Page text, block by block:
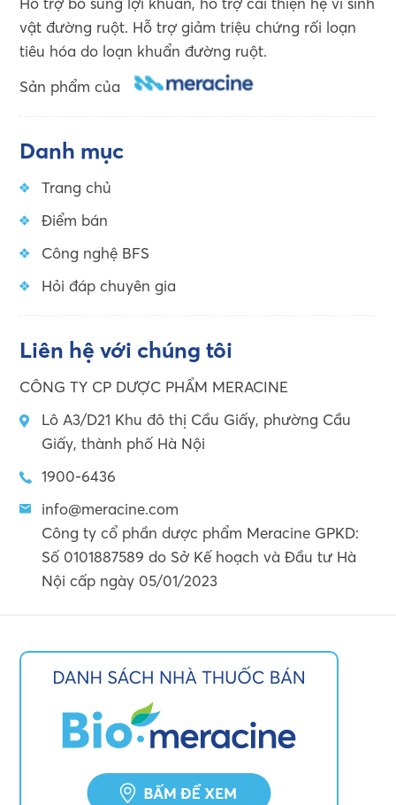
vật đường ruột. Hỗ trợ giảm triệu chứng rối loạn
tiêu hóa do loạn khuẩn đường ruột.
Sản phẩm của
Danh mục
Trang chủ
Điểm bán
Công nghệ BFS
Hỏi đáp chuyên gia
Liên hệ với chúng tôi
CÔNG TY CP DƯỢC PHẨM MERACINE
Lô A3/D21 Khu đô thị Cầu Giấy, phường Cầu
Giấy, thành phố Hà Nội
1900-6436
info@meracine.com
Công ty cổ phần dược phẩm Meracine GPKD:
Số 0101887589 do Sở Kế hoạch và Đầu tư Hà
Nội cấp ngày 05/01/2023